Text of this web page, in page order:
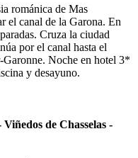
románica de Mas
el canal de la Garona. En
Cruza la ciudad
por el canal hasta el
Noche en hotel 3*
y desayuno.
de Chasselas -